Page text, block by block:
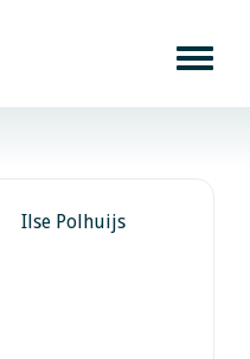
Ilse Polhuijs